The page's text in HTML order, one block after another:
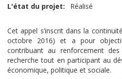
L'état du projet
Réalisé
Cet appel s’inscrit dans la
octobre 2016) et a pour
contribuant au renforcement
recherche tout en participant au
économique, politique et sociale.